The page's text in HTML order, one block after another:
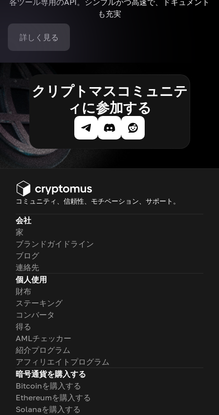
各ツール専用のAPI。シンプルかつ高速で、ドキュメント
も充実
詳しく見る
クリプトマスコミュニテ
ィに参加する
コミュニティ、信頼性、モチベーション、サポート。
会社
家
ブランドガイドライン
ブログ
連絡先
個人使用
財布
ステーキング
コンバータ
得る
AMLチェッカー
紹介プログラム
アフィリエイトプログラム
暗号通貨を購入する
Bitcoinを購入する
Ethereumを購入する
Solanaを購入する